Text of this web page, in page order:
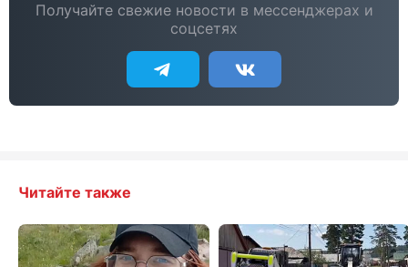
Получайте свежие новости в мессенджерах и
соцсетях
Читайте также